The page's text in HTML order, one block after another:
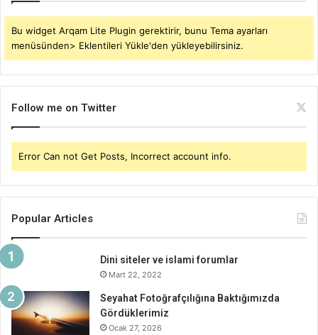
Bu widget Arqam Lite Plugin gerektirir, bunu Tema ayarları
menüsünden> Eklentileri Yükle'den yükleyebilirsiniz.
Follow me on Twitter
Error Can not Get Posts, Incorrect account info.
Popular Articles
Dini siteler ve islami forumlar
Mart 22, 2022
Seyahat Fotoğrafçılığına Baktığımızda
Gördüklerimiz
Ocak 27, 2026